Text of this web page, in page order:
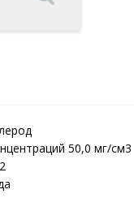
50,0 мг/см3